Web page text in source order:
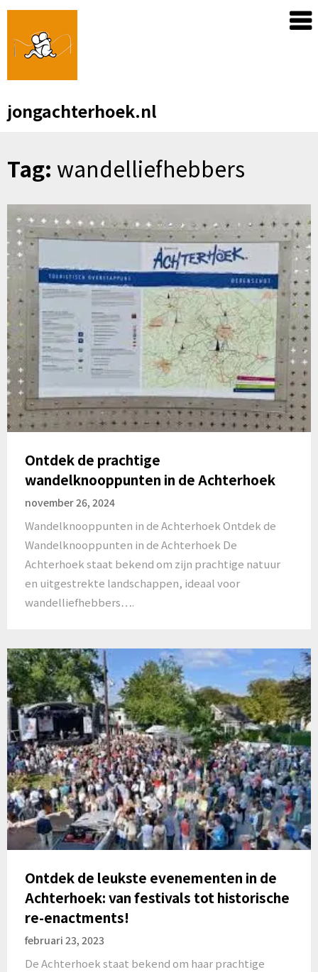
Skip
content
jongachterhoek.nl
Tag: wandelliefhebbers
Ontdek de prachtige
wandelknooppunten in de Achterhoek
november 26, 2024
Wandelknooppunten in de Achterhoek Ontdek de
Wandelknooppunten in de Achterhoek De
Achterhoek staat bekend om zijn prachtige natuur
en uitgestrekte landschappen, ideaal voor
wandelliefhebbers….
Ontdek de leukste evenementen in de
Achterhoek: van festivals tot historische
re-enactments!
februari 23, 2023
De Achterhoek staat bekend om haar prachtige